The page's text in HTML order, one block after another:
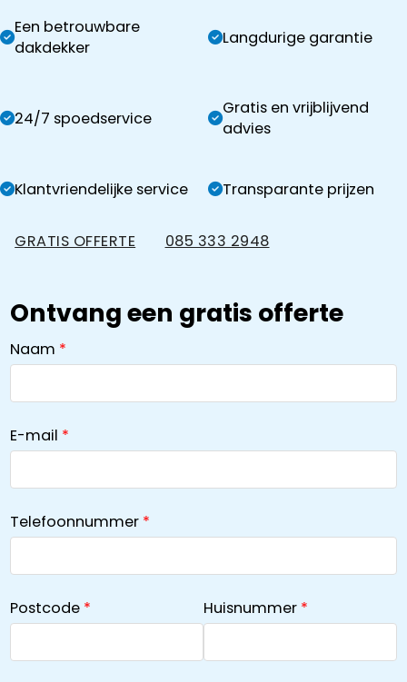
Een betrouwbare
dakdekker
Langdurige garantie
24/7 spoedservice
Gratis en vrijblijvend
advies
Klantvriendelijke service Transparante prijzen
GRATIS OFFERTE 085 333 2948
Ontvang een gratis offerte
Naam
E-mail
Telefoonnummer
Postcode Huisnummer